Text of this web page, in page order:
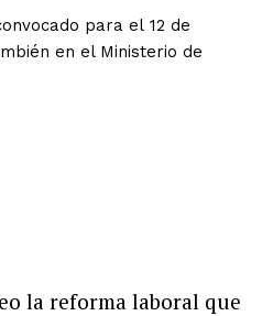
para el 12 de
en el Ministerio de
la reforma laboral que